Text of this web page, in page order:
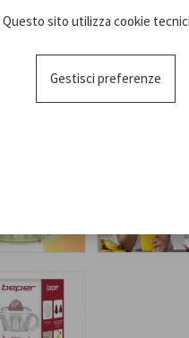
Questo sito utilizza cookie
Gestisci preferenze